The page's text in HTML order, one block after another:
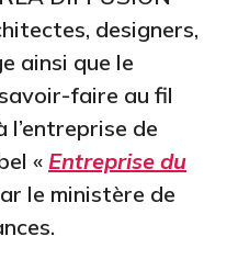
designers,
ainsi que le
faire au fil
l’entreprise de
«Entreprise du
le ministère de